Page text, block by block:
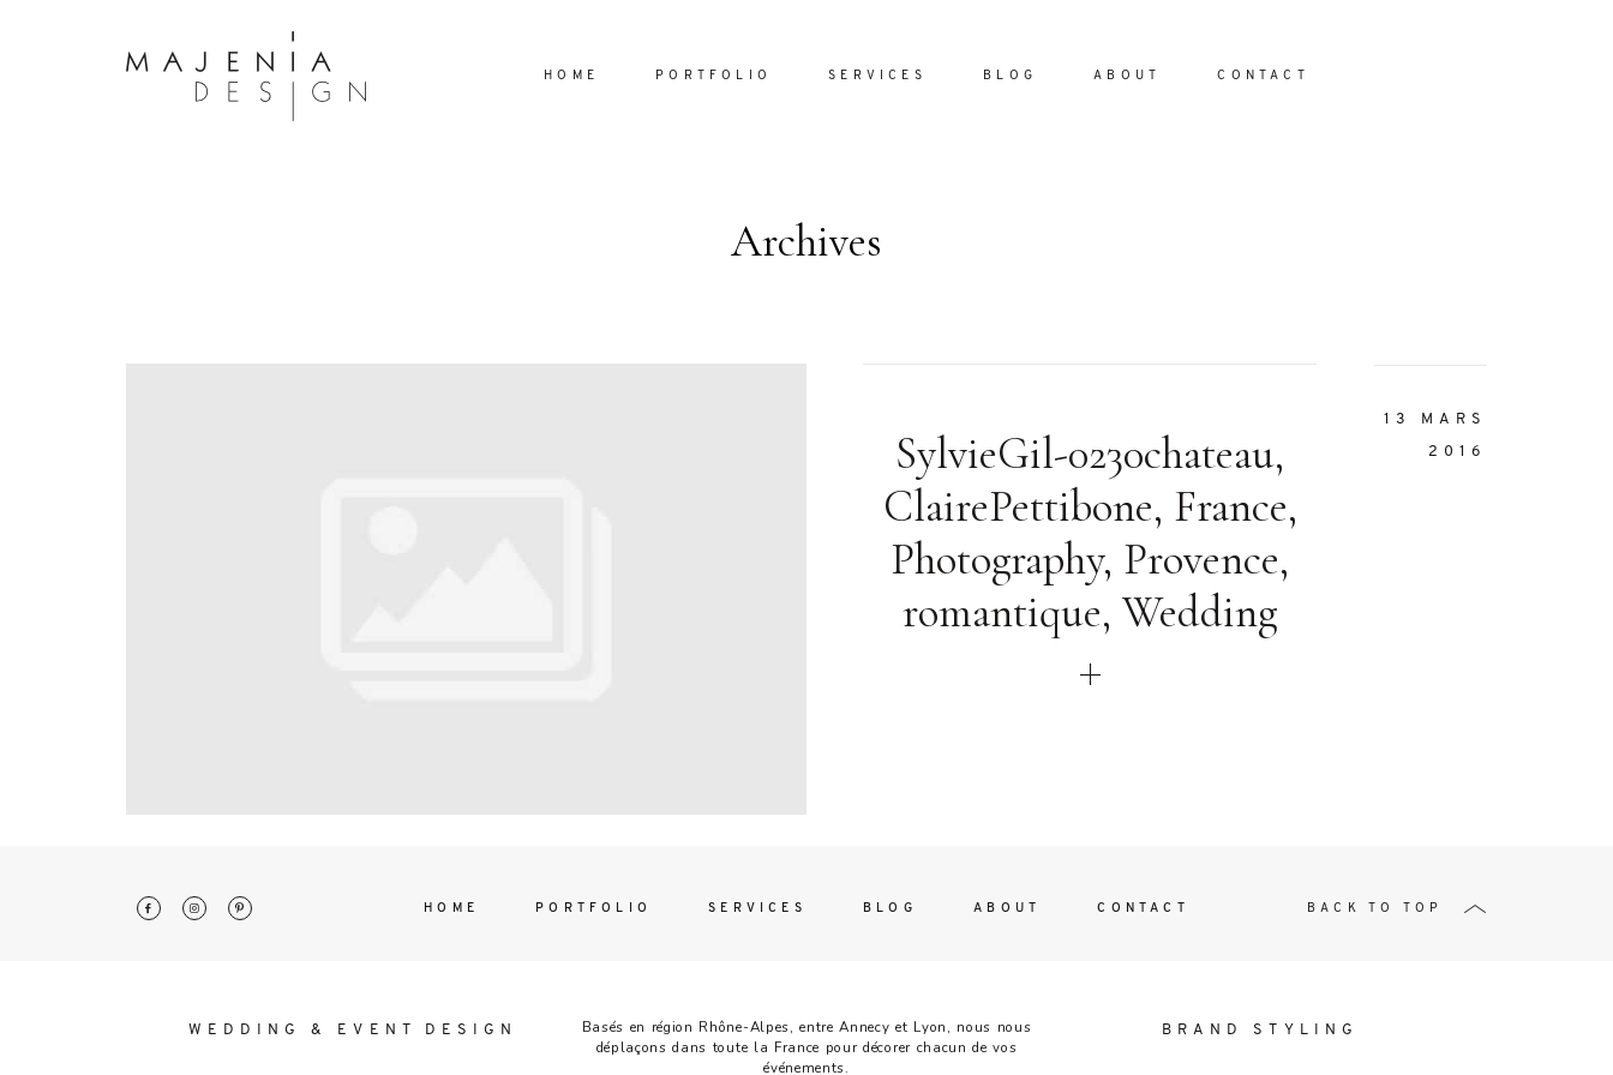
HOME PORTFOLIO SERVICES BLOG ABOUT CONTACT
Archives
13 MARS
2016
SylvieGil-0230chateau,
ClairePettibone, France,
Photography, Provence,
romantique, Wedding
Services
About
Contact
HOME PORTFOLIO SERVICES BLOG ABOUT CONTACT BACK TO TOP
WEDDING & EVENT DESIGN
Basés en région Rhône-Alpes, entre Annecy et Lyon, nous nous
déplaçons dans toute la France pour décorer chacun de vos
événements.
BRAND STYLING